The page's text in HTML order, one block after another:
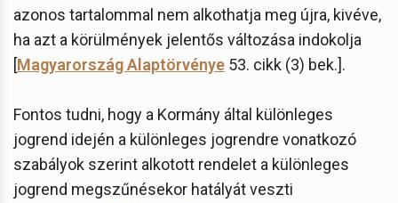
azonos tartalommal nem alkothatja meg újra, kivéve,
ha azt a körülmények jelentős változása indokolja
[Magyarország Alaptörvénye 53. cikk (3) bek.].
Fontos tudni, hogy a Kormány által különleges
jogrend idején a különleges jogrendre vonatkozó
szabályok szerint alkotott rendelet a különleges
jogrend megszűnésekor hatályát veszti